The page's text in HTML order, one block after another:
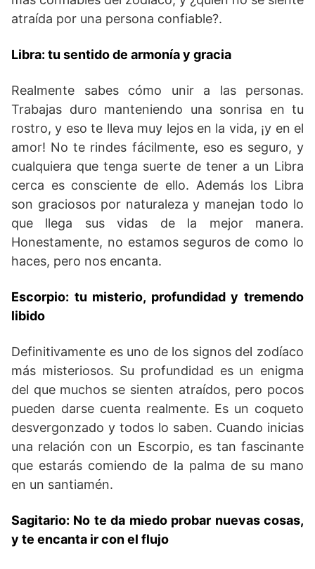
atraída por una persona confiable?.
Libra: tu sentido de armonía y gracia
Realmente sabes cómo unir a las personas.
Trabajas duro manteniendo una sonrisa en tu
rostro, y eso te lleva muy lejos en la vida, ¡y en el
amor! No te rindes fácilmente, eso es seguro, y
cualquiera que tenga suerte de tener a un Libra
cerca es consciente de ello. Además los Libra
son graciosos por naturaleza y manejan todo lo
que llega sus vidas de la mejor manera.
Honestamente, no estamos seguros de como lo
haces, pero nos encanta.
Escorpio: tu misterio, profundidad y tremendo
libido
Definitivamente es uno de los signos del zodíaco
más misteriosos. Su profundidad es un enigma
del que muchos se sienten atraídos, pero pocos
pueden darse cuenta realmente. Es un coqueto
desvergonzado y todos lo saben. Cuando inicias
una relación con un Escorpio, es tan fascinante
que estarás comiendo de la palma de su mano
en un santiamén.
Sagitario: No te da miedo probar nuevas cosas,
y te encanta ir con el flujo